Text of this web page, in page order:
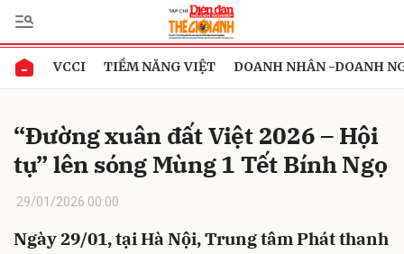
VCCI TIỀM NĂNG VIỆT DOANH NHÂN -DOANH
“Đường xuân đất Việt 2026 – Hội
tụ” lên sóng Mùng 1 Tết Bính Ngọ
29/01/2026 00:00
Ngày 29/01, tại Hà Nội, Trung tâm Phát thanh
Gửi bình luận